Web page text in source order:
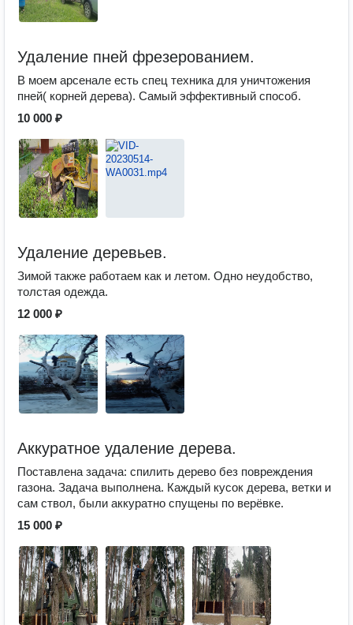
Удаление пней фрезерованием.
В моем арсенале есть спец техника для уничтожения
пней( корней дерева). Самый эффективный способ.
10 000 ₽
Удаление деревьев.
Зимой также работаем как и летом. Одно неудобство,
толстая одежда.
12 000 ₽
Аккуратное удаление дерева.
Поставлена задача: спилить дерево без повреждения
газона. Задача выполнена. Каждый кусок дерева, ветки и
сам ствол, были аккуратно спущены по верёвке.
15 000 ₽